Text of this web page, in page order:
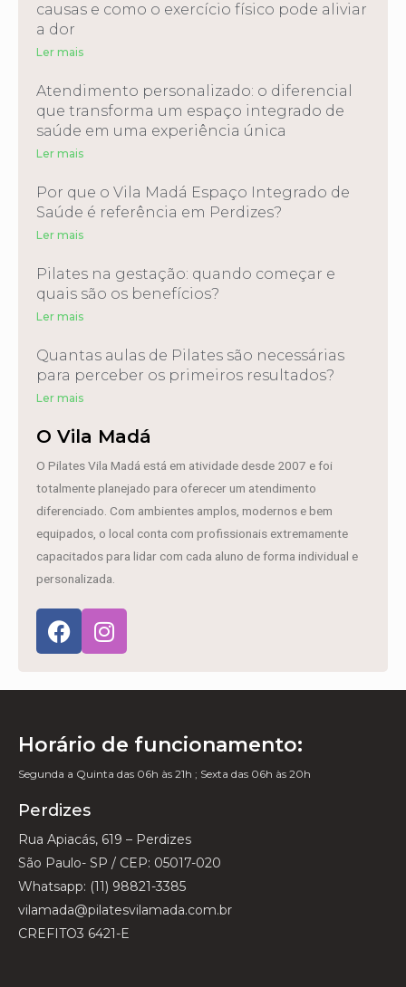
causas e como o exercício físico pode aliviar
a dor
Ler mais
Atendimento personalizado: o diferencial
que transforma um espaço integrado de
saúde em uma experiência única
Ler mais
Por que o Vila Madá Espaço Integrado de
Saúde é referência em Perdizes?
Ler mais
Pilates na gestação: quando começar e
quais são os benefícios?
Ler mais
Quantas aulas de Pilates são necessárias
para perceber os primeiros resultados?
Ler mais
O Vila Madá
O Pilates Vila Madá está em atividade desde 2007 e foi
totalmente planejado para oferecer um atendimento
diferenciado. Com ambientes amplos, modernos e bem
equipados, o local conta com profissionais extremamente
capacitados para lidar com cada aluno de forma individual e
personalizada.
Horário de funcionamento:
Segunda a Quinta das 06h às 21h ; Sexta das 06h às 20h
Perdizes
Rua Apiacás, 619 – Perdizes
São Paulo- SP / CEP: 05017-020
Whatsapp: (11) 98821-3385
vilamada@pilatesvilamada.com.br
CREFITO3 6421-E